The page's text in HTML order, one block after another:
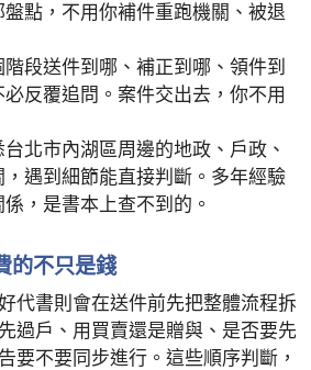
點，不用你補件重跑機關、被退
段送件到哪、補正到哪、領件到
反覆追問。案件交出去，你不用
北市內湖區周邊的地政、戶政、
遇到細節能直接判斷。多年經驗
，是書本上查不到的。
的不只是錢
代書則會在送件前先把整體流程拆
過戶、用買賣還是贈與、是否要先
要不要同步進行。這些順序判斷，